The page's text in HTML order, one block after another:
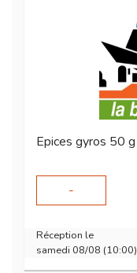
Epices gyros 50 g
-
Réception le
samedi 08/08 (10:00)